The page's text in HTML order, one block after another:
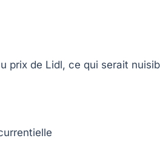
prix de Lidl, ce qui serait